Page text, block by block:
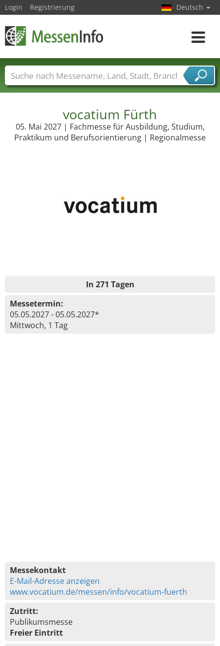
vocatium Fürth
05. Mai 2027 | Fachmesse für Ausbildung, Studium,
Praktikum und Berufsorientierung | Regionalmesse
In 271 Tagen
Messetermin:
05.05.2027 - 05.05.2027*
Mittwoch, 1 Tag
Messekontakt
E-Mail-Adresse anzeigen
www.vocatium.de/messen/info/vocatium-fuerth
Zutritt:
Publikumsmesse
Freier Eintritt
Login Registrierung Deutsch
Toggle
Messenamen Länder Städte
Branchen